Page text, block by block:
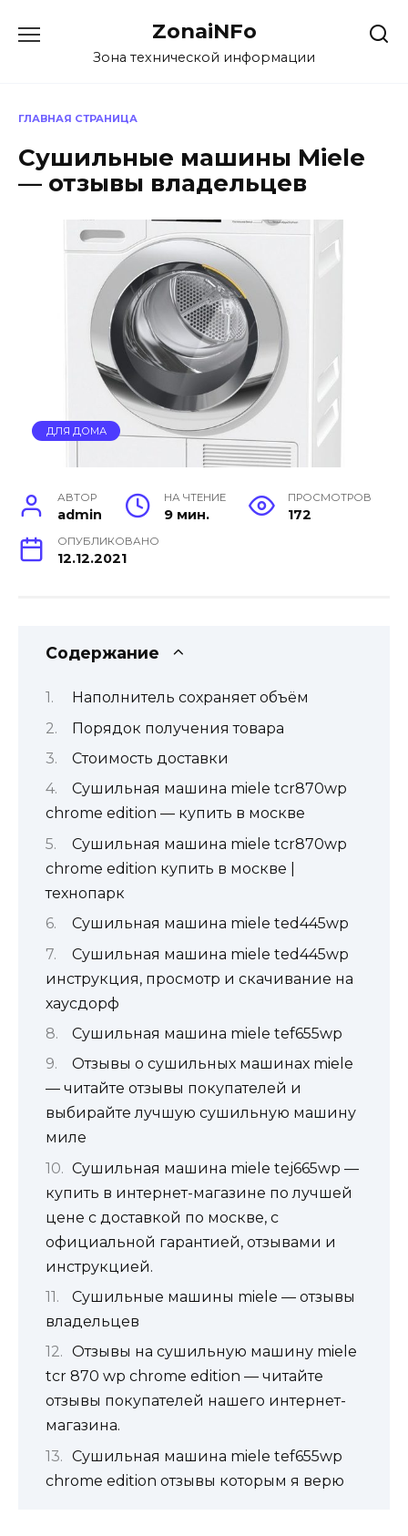
содержанию
ZonaiNFo
Зона технической информации
ГЛАВНАЯ СТРАНИЦА
Сушильные машины Miele
— отзывы владельцев
ДЛЯ ДОМА
АВТОР
admin
НА ЧТЕНИЕ
9 мин.
ПРОСМОТРОВ
172
ОПУБЛИКОВАНО
12.12.2021
Содержание
Наполнитель сохраняет объём
Порядок получения товара
Стоимость доставки
Сушильная машина miele tcr870wp
chrome edition — купить в москве
Сушильная машина miele tcr870wp
chrome edition купить в москве |
технопарк
Сушильная машина miele ted445wp
Сушильная машина miele ted445wp
инструкция, просмотр и скачивание на
хаусдорф
Сушильная машина miele tef655wp
Отзывы о сушильных машинах miele
— читайте отзывы покупателей и
выбирайте лучшую сушильную машину
миле
Сушильная машина miele tej665wp —
купить в интернет-магазине по лучшей
цене c доставкой по москве, с
официальной гарантией, отзывами и
инструкцией.
Сушильные машины miele — отзывы
владельцев
Отзывы на сушильную машину miele
tcr 870 wp chrome edition — читайте
отзывы покупателей нашего интернет-
магазина.
Сушильная машина miele tef655wp
chrome edition отзывы которым я верю